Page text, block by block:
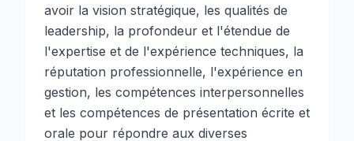
avoir la vision stratégique, les qualités de
leadership, la profondeur et l'étendue de
l'expertise et de l'expérience techniques, la
réputation professionnelle, l'expérience en
gestion, les compétences interpersonnelles
et les compétences de présentation écrite et
orale pour répondre aux diverses